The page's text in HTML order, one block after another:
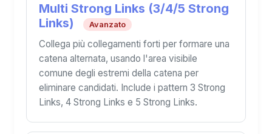
Multi Strong Links (3/4/5 Strong
Links)
Avanzato
Collega più collegamenti forti per formare una
catena alternata, usando l'area visibile
comune degli estremi della catena per
eliminare candidati. Include i pattern 3 Strong
Links, 4 Strong Links e 5 Strong Links.